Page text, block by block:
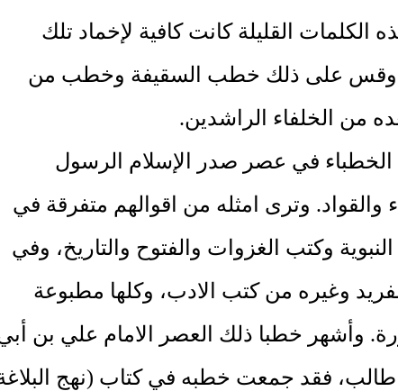
الكلمات القليلة كانت كافية لإخماد تلك
وقس على ذلك خطب السقيفة وخطب من
من الخلفاء الراشدين.
في عصر صدر الإسلام الرسول
والقواد. وترى امثله من اقوالهم متفرقة في
النبوية وكتب الغزوات والفتوح والتاريخ، وفي
وغيره من كتب الادب، وكلها مطبوعة
وأشهر خطبا ذلك العصر الامام علي بن
طالب، فقد جمعت خطبه في كتاب (نهج